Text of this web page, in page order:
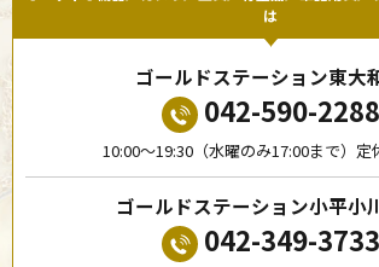
は
ゴールドステーション東大
042-590-2288
10:00〜19:30（水曜のみ17:00まで）定
ゴールドステーション小平小
042-349-3733